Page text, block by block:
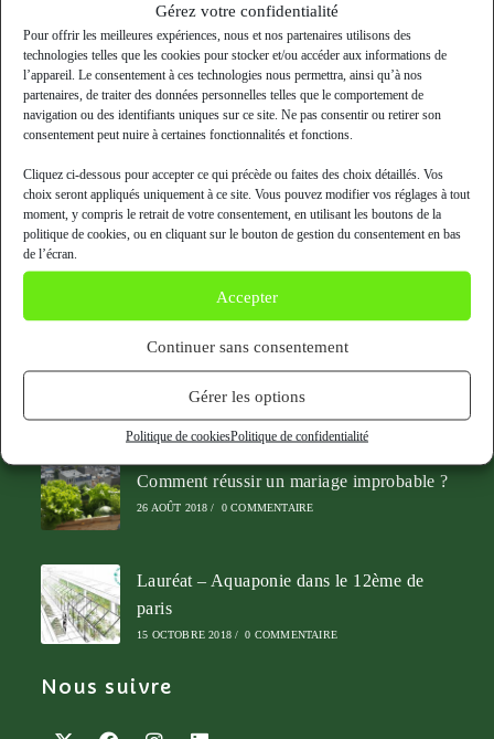
Gérez votre confidentialité
Pour offrir les meilleures expériences, nous et nos partenaires utilisons des
technologies telles que les cookies pour stocker et/ou accéder aux informations de
l’appareil. Le consentement à ces technologies nous permettra, ainsi qu’à nos
partenaires, de traiter des données personnelles telles que le comportement de
navigation ou des identifiants uniques sur ce site. Ne pas consentir ou retirer son
consentement peut nuire à certaines fonctionnalités et fonctions.
Cliquez ci-dessous pour accepter ce qui précède ou faites des choix détaillés. Vos
choix seront appliqués uniquement à ce site. Vous pouvez modifier vos réglages à tout
moment, y compris le retrait de votre consentement, en utilisant les boutons de la
politique de cookies, ou en cliquant sur le bouton de gestion du consentement en bas
de l’écran.
Accepter
Continuer sans consentement
Gérer les options
Politique de cookiesPolitique de confidentialité
Nous contacter
info@cueilletteurbaine.com
06.47.92.74.49
80 rue des Haies, 75020 Paris
Les 5 bonnes raisons pour un restaurant
0 COMMENTAIRE
Comment réussir un mariage improbable ?
26 AOÛT 2018 / 0 COMMENTAIRE
Lauréat – Aquaponie dans le 12ème de
paris
15 OCTOBRE 2018 / 0 COMMENTAIRE
Nous suivre